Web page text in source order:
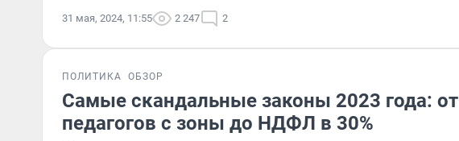
31 мая, 2024, 11:55 2 247 2
ПОЛИТИКА ОБЗОР
Самые скандальные законы 2023 года: от
педагогов с зоны до НДФЛ в 30%